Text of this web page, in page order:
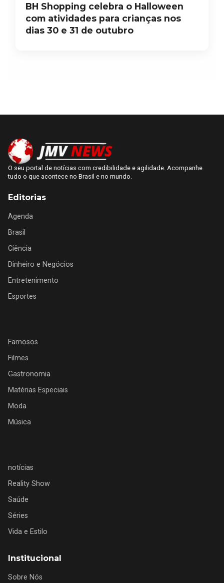
BH Shopping celebra o Halloween
com atividades para crianças nos
dias 30 e 31 de outubro
O seu portal de notícias com credibilidade e agilidade. Acompanhe
tudo o que acontece no Brasil e no mundo.
Editorias
Agenda
Brasil
Ciência
Dinheiro e Negócios
Entretenimento
Esportes
Famosos
Filmes
Gastronomia
Matérias Especiais
Moda
Música
notícias
Reality Show
Saúde
Séries
Vida e Estilo
Institucional
Sobre Nós